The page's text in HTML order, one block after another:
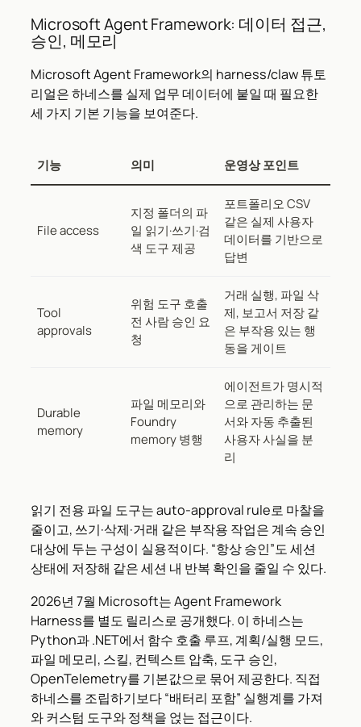
Microsoft Agent Framework: 데이터 접근,
승인, 메모리
Microsoft Agent Framework의 harness/claw 튜토
리얼은 하네스를 실제 업무 데이터에 붙일 때 필요한
세 가지 기본 기능을 보여준다.
기능 의미 운영상 포인트
File access
지정 폴더의 파
일 읽기·쓰기·검
색 도구 제공
포트폴리오 CSV
같은 실제 사용자
데이터를 기반으로
답변
Tool
approvals
위험 도구 호출
전 사람 승인 요
청
거래 실행, 파일 삭
제, 보고서 저장 같
은 부작용 있는 행
동을 게이트
Durable
memory
파일 메모리와
Foundry
memory 병행
에이전트가 명시적
으로 관리하는 문
서와 자동 추출된
사용자 사실을 분
리
읽기 전용 파일 도구는 auto-approval rule로 마찰을
줄이고, 쓰기·삭제·거래 같은 부작용 작업은 계속 승인
대상에 두는 구성이 실용적이다. “항상 승인”도 세션
상태에 저장해 같은 세션 내 반복 확인을 줄일 수 있다.
2026년 7월 Microsoft는 Agent Framework
Harness를 별도 릴리스로 공개했다. 이 하네스는
Python과 .NET에서 함수 호출 루프, 계획/실행 모드,
파일 메모리, 스킬, 컨텍스트 압축, 도구 승인,
OpenTelemetry를 기본값으로 묶어 제공한다. 직접
하네스를 조립하기보다 “배터리 포함” 실행계를 가져
와 커스텀 도구와 정책을 얹는 접근이다.